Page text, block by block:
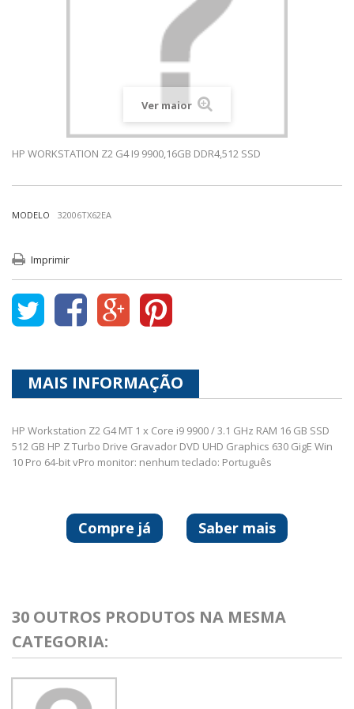
Ver maior
HP WORKSTATION Z2 G4 I9 9900,16GB DDR4,512 SSD
MODELO 32006TX62EA
Imprimir
MAIS INFORMAÇÃO
HP Workstation Z2 G4 MT 1 x Core i9 9900 / 3.1 GHz RAM 16 GB SSD
512 GB HP Z Turbo Drive Gravador DVD UHD Graphics 630 GigE Win
10 Pro 64-bit vPro monitor: nenhum teclado: Português
Saber mais
Compre já
30 OUTROS PRODUTOS NA MESMA
CATEGORIA: